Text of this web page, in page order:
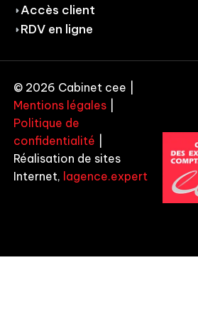
Accès client
RDV en ligne
© 2026 Cabinet cee |
Mentions légales
Politique de
confidentialité
Réalisation de sites
Internet, lagence.expert